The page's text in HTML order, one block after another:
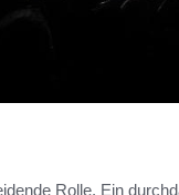
Rolle. Ein